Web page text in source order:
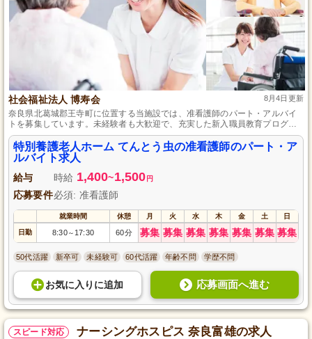
社会福祉法人 博寿会 8月4日更新
奈良県北葛城郡王寺町に位置する当施設では、准看護師のパート・アルバイ
トを募集しています。未経験者も大歓迎で、充実した新入職員教育プログラ
ムと外部研修への参加支援があります。働きやすい環境とスキルアップを目
指せる体制が整っており、一人ひとりの成長を大切にしています。奈良県で
の新たなキャリアをスタートさせませんか。
特別養護老人ホーム てんとう虫の准看護師のパート・ア
ルバイト求人
給与 時給 1,400~1,500 円
応募要件必須: 准看護師
就業時間 休憩 月 火 水 木 金 土 日
日勤 8:30～ 17:30 60分 募集 募集 募集 募集 募集 募集 募集
50代活躍 新卒可 未経験可 60代活躍 年齢不問 学歴不問
お気に入り に追加 応募画面へ進む
スピード対応 ナーシングホスピス 奈良富雄の求人